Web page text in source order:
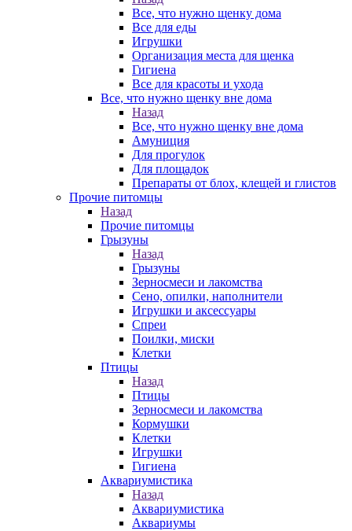
Все, что нужно щенку дома
Все для еды
Игрушки
Организация места для щенка
Гигиена
Все для красоты и ухода
Все, что нужно щенку вне дома
Назад
Все, что нужно щенку вне дома
Амуниция
Для прогулок
Для площадок
Препараты от блох, клещей и глистов
Прочие питомцы
Назад
Прочие питомцы
Грызуны
Назад
Грызуны
Зерносмеси и лакомства
Сено, опилки, наполнители
Игрушки и аксессуары
Спреи
Поилки, миски
Клетки
Птицы
Назад
Птицы
Зерносмеси и лакомства
Кормушки
Клетки
Игрушки
Гигиена
Аквариумистика
Назад
Аквариумистика
Аквариумы